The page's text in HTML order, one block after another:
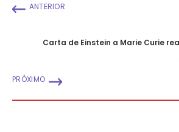
ANTERIOR
Carta de Einstein a Marie Curie
PRÓXIMO